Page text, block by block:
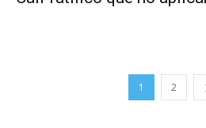
1 2